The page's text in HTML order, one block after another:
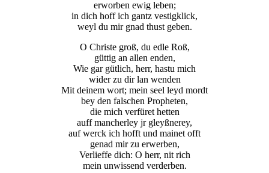
erworben ewig leben;
in dich hoff ich gantz vestigklick,
weyl du mir gnad thust geben.
O Christe groß, du edle Roß,
güttig an allen enden,
Wie gar gütlich, herr, hastu mich
wider zu dir lan wenden
Mit deinem wort; mein seel leyd mordt
bey den falschen Propheten,
die mich verfüret hetten
auff mancherley jr gleyßnerey,
auf werck ich hofft und mainet offt
genad mir zu erwerben,
Verlieffe dich: O herr, nit rich
mein unwissend verderben.